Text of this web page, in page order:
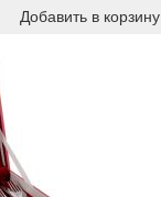
Добавить в корзину